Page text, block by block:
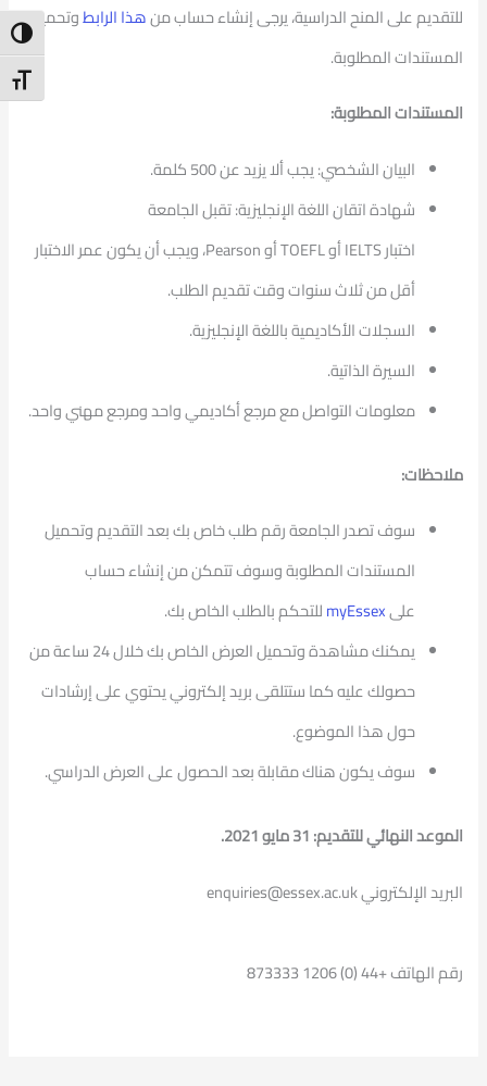
للتقديم على المنح الدراسية، يرجى إنشاء حساب منهذا الرابطوتحميل
المستندات المطلوبة.
المستندات المطلوبة:
البيان الشخصي: يجب ألا يزيد عن 500 كلمة.
شهادة اتقان اللغة الإنجليزية: تقبل الجامعة
اختبار IELTS أو TOEFL أو Pearson، ويجب أن يكون عمر الاختبار
أقل من ثلاث سنوات وقت تقديم الطلب.
السجلات الأكاديمية باللغة الإنجليزية.
السيرة الذاتية.
معلومات التواصل مع مرجع أكاديمي واحد ومرجع مهني واحد.
ملاحظات:
سوف تصدر الجامعة رقم طلب خاص بك بعد التقديم وتحميل
المستندات المطلوبة وسوف تتمكن من إنشاء حساب
علىmyEssexللتحكم بالطلب الخاص بك.
يمكنك مشاهدة وتحميل العرض الخاص بك خلال 24 ساعة من
حصولك عليه كما ستتلقى بريد إلكتروني يحتوي على إرشادات
حول هذا الموضوع.
سوف يكون هناك مقابلة بعد الحصول على العرض الدراسي.
الموعد النهائي للتقديم: 31 مايو 2021.
البريد الإلكتروني enquiries@essex.ac.uk
رقم الهاتف +44 (0) 1206 873333